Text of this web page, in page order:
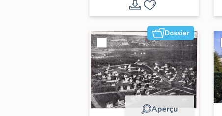
Dossier
Aperçu